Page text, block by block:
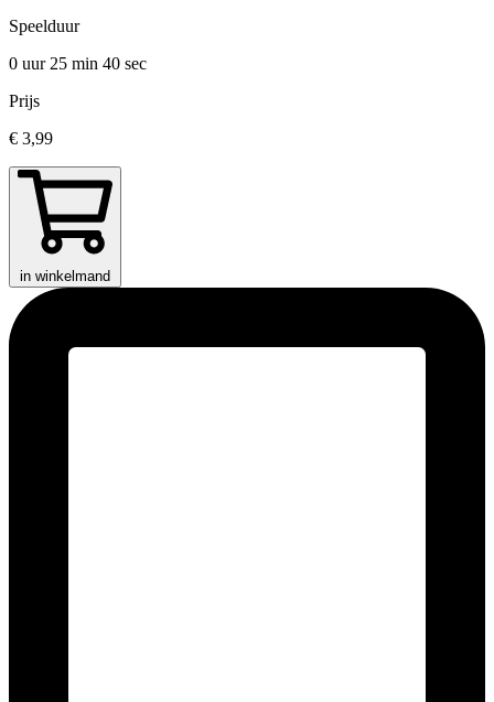
Speelduur
0 uur 25 min 40 sec
Prijs
€ 3,99
in winkelmand